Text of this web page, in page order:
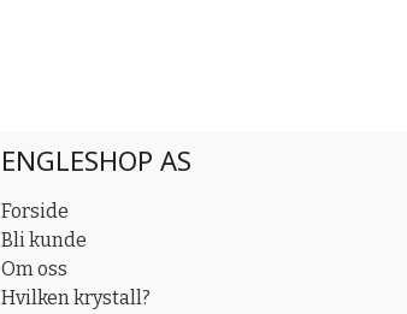
ENGLESHOP AS
Forside
Bli kunde
Om oss
Hvilken krystall?